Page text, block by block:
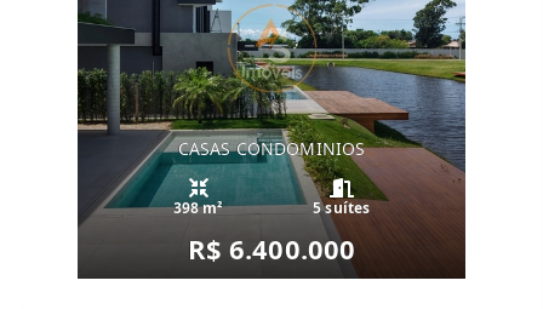
CASAS CONDOMINIOS
398 m² 5 suítes
R$ 6.400.000